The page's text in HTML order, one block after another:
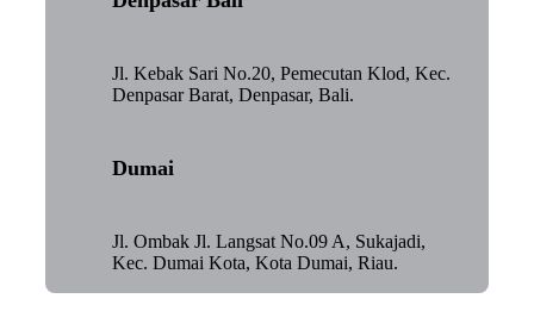
Jl. Kebak Sari No.20, Pemecutan Klod, Kec.
Denpasar Barat, Denpasar, Bali.
Dumai
Jl. Ombak Jl. Langsat No.09 A, Sukajadi,
Kec. Dumai Kota, Kota Dumai, Riau.